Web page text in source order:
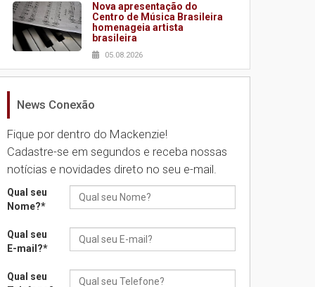
Nova apresentação do
Centro de Música Brasileira
homenageia artista
brasileira
05.08.2026
Universidade Mackenzie
Seminário discute desafios
das novas tecnologias em
sistemas solares
04.08.2026
News Conexão
Fique por dentro do Mackenzie!
Cadastre-se em segundos e receba nossas
notícias e novidades direto no seu e-mail.
Qual seu
Nome?*
Qual seu
E-mail?*
Qual seu